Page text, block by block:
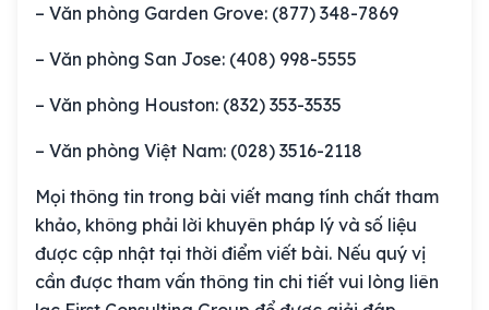
– Văn phòng Garden Grove: (877) 348-7869
– Văn phòng San Jose: (408) 998-5555
– Văn phòng Houston: (832) 353-3535
– Văn phòng Việt Nam: (028) 3516-2118
Mọi thông tin trong bài viết mang tính chất tham
khảo, không phải lời khuyên pháp lý và số liệu
được cập nhật tại thời điểm viết bài. Nếu quý vị
cần được tham vấn thông tin chi tiết vui lòng liên